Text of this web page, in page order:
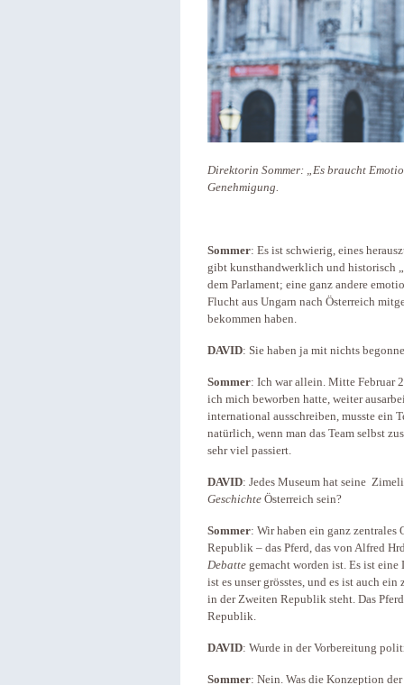
Direktorin Sommer: „Es braucht
Genehmigung.
Sommer: Es ist schwierig, eines
gibt kunsthandwerklich und historisch
dem Parlament; eine ganz andere
Flucht aus Ungarn nach Österreich
bekommen haben.
DAVID: Sie haben ja mit nichts
Sommer: Ich war allein. Mitte Februar
ich mich beworben hatte, weiter
international ausschreiben, musste ein
natürlich, wenn man das Team selbst
sehr viel passiert.
DAVID: Jedes Museum hat seine
Geschichte Österreich sein?
Sommer: Wir haben ein ganz
Republik – das Pferd, das von Alfred
Debatte gemacht worden ist. Es ist eine
ist es unser grösstes, und es ist auch
in der Zweiten Republik steht. Das
Republik.
DAVID: Wurde in der Vorbereitung
Sommer: Nein. Was die Konzeption